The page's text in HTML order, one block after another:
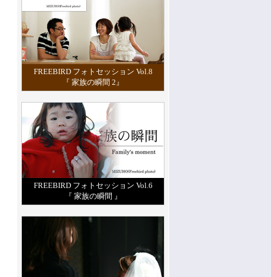
FREEBIRD フォトセッション Vol.8
『 家族の瞬間 2』
FREEBIRD フォトセッション Vol.6
『 家族の瞬間 』